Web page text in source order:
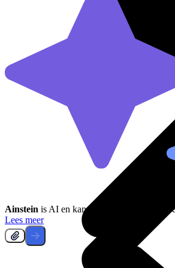
Ainstein is AI en kan fouten maken, deel
Lees meer